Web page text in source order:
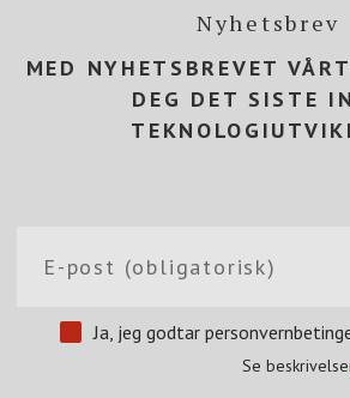
Nyhetsbrev
MED NYHETSBREVET
DEG DET SISTE
Ja, jeg godtar
Se